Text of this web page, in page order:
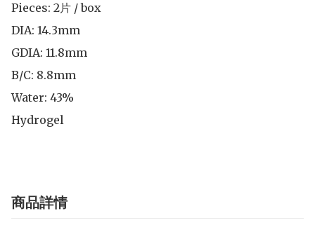
Pieces: 2片 / box
DIA: 14.3mm
GDIA: 11.8mm
B/C: 8.8mm
Water: 43%
Hydrogel
商品詳情